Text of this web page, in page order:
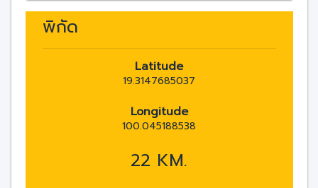
พิกัด
Latitude
19.3147685037
Longitude
100.045188538
22 KM.